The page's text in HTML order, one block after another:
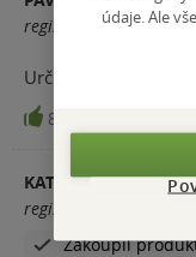
registrovaný uživatel
Určitě zajímavá
8
KATEŘINA
registrovaný uživatel
Zakoupil
údaje. Ale